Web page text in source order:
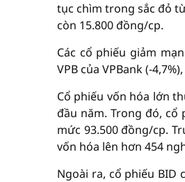
tục chìm trong sắc đỏ
còn 15.800 đồng/cp.
Các cổ phiếu giảm
VPB của VPBank (-
Cổ phiếu vốn hóa lớn
đầu năm. Trong đó, cổ
mức 93.500 đồng/cp.
vốn hóa lên hơn 454
Ngoài ra, cổ phiếu BID